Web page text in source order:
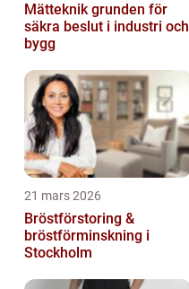
Mätteknik grunden för
säkra beslut i industri och
bygg
21 mars 2026
Bröstförstoring &
bröstförminskning i
Stockholm